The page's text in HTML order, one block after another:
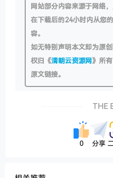
网站部分内容来源于网络
在下载后的24小时内从您
容。
如无特别声明本文即为原
权归《清朝云资源网》所
原文链接。
THE
0 分享